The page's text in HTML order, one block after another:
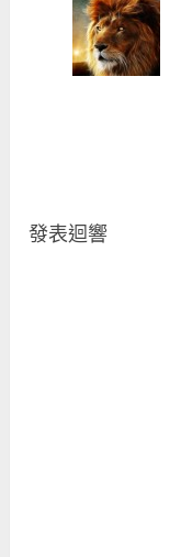
發表迴響